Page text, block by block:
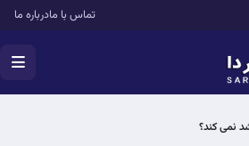
تماس با مادرباره ما
نمی کند؟